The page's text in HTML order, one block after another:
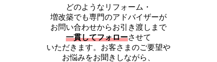
どのようなリフォーム・
増改築でも専門のアドバイザーが
お問い合わせからお引き渡しまで
一貫してフォローさせて
いただきます。 お客さまのご要望や
お悩みをお聞きしながら、